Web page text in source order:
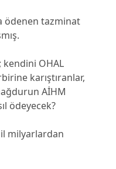
ödenen tazminat
OHAL
karıştıranlar,
AİHM
ödeyecek?
milyarlardan